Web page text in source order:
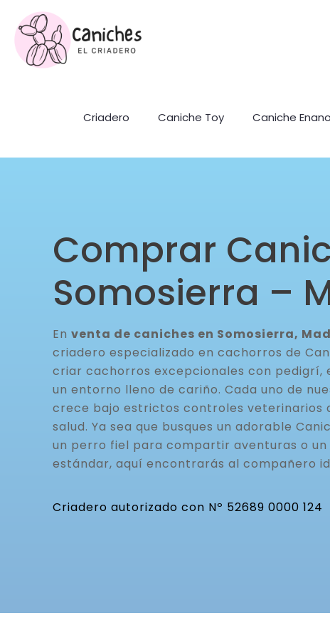
Criadero Caniche Toy Caniche Enano
Comprar
Somosierra –
En venta de caniches en Somosierra,
criadero especializado en cachorros de
criar cachorros excepcionales con pedigrí,
un entorno lleno de cariño. Cada uno de
crece bajo estrictos controles veterinarios
salud. Ya sea que busques un adorable
un perro fiel para compartir aventuras o un
estándar, aquí encontrarás al compañero
Criadero autorizado con Nº 52689 0000 124